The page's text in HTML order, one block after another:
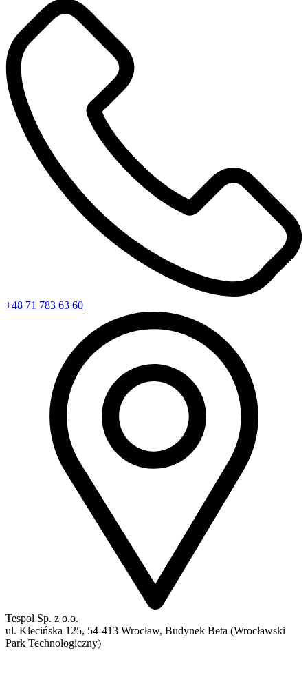
+48 71 783 63 60
Tespol Sp. z o.o.
ul. Klecińska 125, 54-413 Wrocław, Budynek Beta (Wrocławski
Park Technologiczny)